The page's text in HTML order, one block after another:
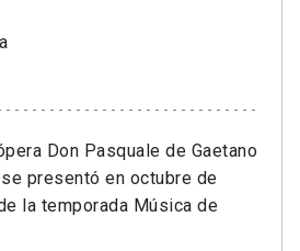
Don Pasquale de Gaetano
presentó en octubre de
la temporada Música de